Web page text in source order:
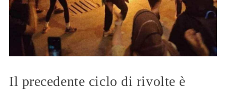
Il precedente ciclo di rivolte è